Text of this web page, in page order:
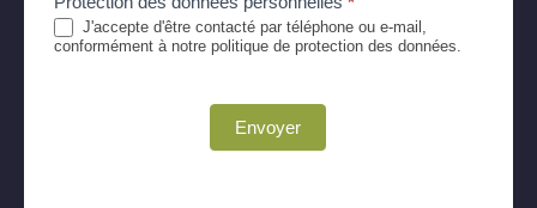
J'accepte d'être contacté par téléphone ou e-mail,
conformément à notre politique de protection des données.
Envoyer